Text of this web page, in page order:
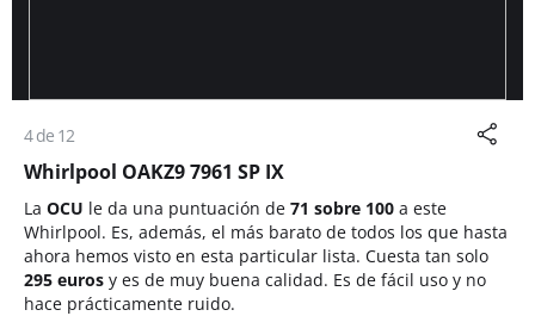
4 de 12
Whirlpool OAKZ9 7961 SP IX
La OCU le da una puntuación de 71 sobre 100 a este
Whirlpool. Es, además, el más barato de todos los que hasta
ahora hemos visto en esta particular lista. Cuesta tan solo
295 euros y es de muy buena calidad. Es de fácil uso y no
hace prácticamente ruido.